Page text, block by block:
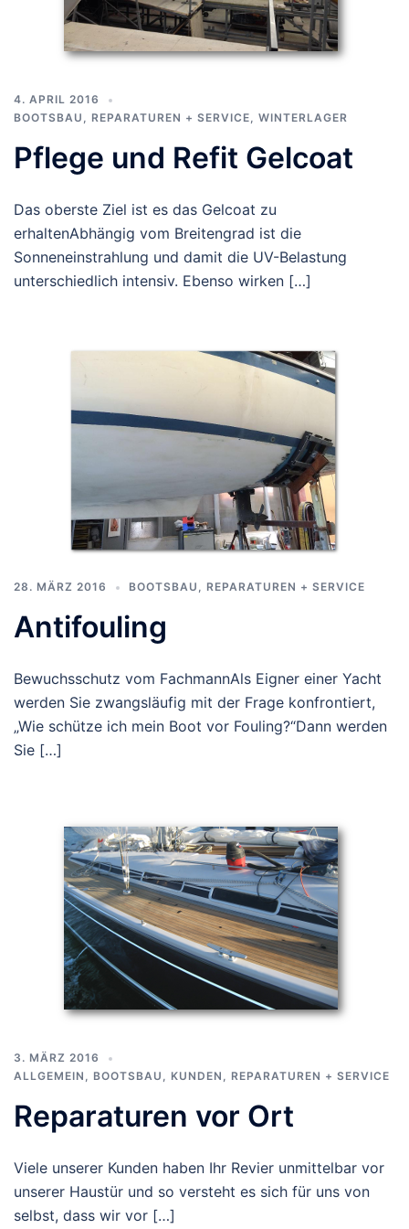
4. APRIL 2016
BOOTSBAU , REPARATUREN + SERVICE, WINTERLAGER
Pflege und Refit Gelcoat
Das oberste Ziel ist es das Gelcoat zu
erhaltenAbhängig vom Breitengrad ist die
Sonneneinstrahlung und damit die UV-Belastung
unterschiedlich intensiv. Ebenso wirken […]
28. MÄRZ 2016 BOOTSBAU , REPARATUREN + SERVICE
Antifouling
Bewuchsschutz vom FachmannAls Eigner einer Yacht
werden Sie zwangsläufig mit der Frage konfrontiert,
„Wie schütze ich mein Boot vor Fouling?“Dann werden
Sie […]
3. MÄRZ 2016
ALLGEMEIN , BOOTSBAU , KUNDEN , REPARATUREN + SERVICE
Reparaturen vor Ort
Viele unserer Kunden haben Ihr Revier unmittelbar vor
unserer Haustür und so versteht es sich für uns von
selbst, dass wir vor […]